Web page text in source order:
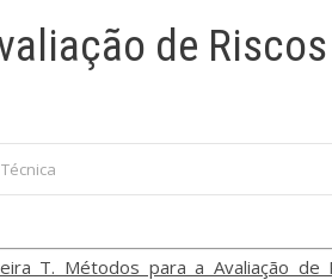
de
T. Métodos para a Avaliação de